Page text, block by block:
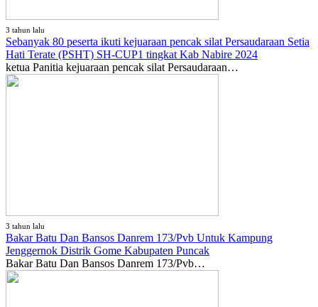
3 tahun lalu
Sebanyak 80 peserta ikuti kejuaraan pencak silat Persaudaraan Setia
Hati Terate (PSHT) SH-CUP1 tingkat Kab Nabire 2024
ketua Panitia kejuaraan pencak silat Persaudaraan…
3 tahun lalu
Bakar Batu Dan Bansos Danrem 173/Pvb Untuk Kampung
Jenggernok Distrik Gome Kabupaten Puncak
Bakar Batu Dan Bansos Danrem 173/Pvb…